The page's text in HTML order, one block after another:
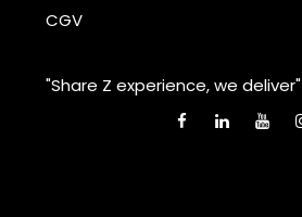
CGV
"Share Z experience, we deliver"